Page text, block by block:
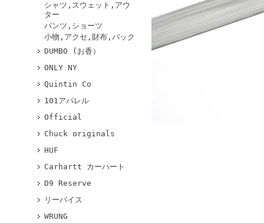
シャツ,スウェット,アウ
ター
パンツ,ショーツ
小物,アクセ,財布,バック
DUMBO (お香）
ONLY NY
Quintin Co
101アパレル
Official
Chuck originals
HUF
Carhartt カーハート
D9 Reserve
リーバイス
WRUNG